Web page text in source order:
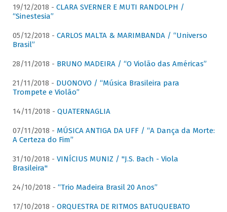
19/12/2018 - CLARA SVERNER E MUTI RANDOLPH /
“Sinestesia”
05/12/2018 - CARLOS MALTA & MARIMBANDA / “Universo
Brasil”
28/11/2018 - BRUNO MADEIRA / “O Violão das Américas”
21/11/2018 - DUONOVO / “Música Brasileira para
Trompete e Violão”
14/11/2018 - QUATERNAGLIA
07/11/2018 - MÚSICA ANTIGA DA UFF / “A Dança da Morte:
A Certeza do Fim”
31/10/2018 - VINÍCIUS MUNIZ / "J.S. Bach - Viola
Brasileira"
24/10/2018 - “Trio Madeira Brasil 20 Anos”
17/10/2018 - ORQUESTRA DE RITMOS BATUQUEBATO